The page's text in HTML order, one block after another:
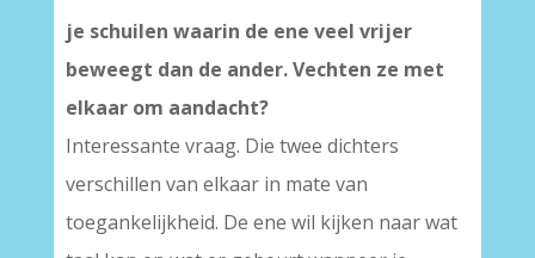
je schuilen waarin de ene veel vrijer
beweegt dan de ander. Vechten ze met
elkaar om aandacht?
Interessante vraag. Die twee dichters
verschillen van elkaar in mate van
toegankelijkheid. De ene wil kijken naar wat